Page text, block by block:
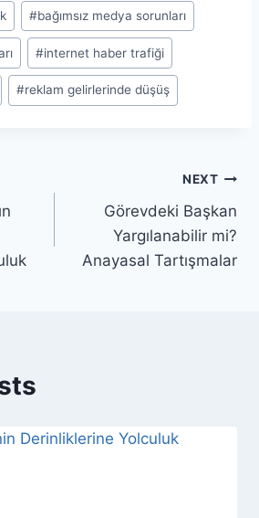
#bağımsız medya sorunları
#internet haber trafiği
#reklam gelirlerinde düşüş
NEXT
Görevdeki Başkan
Yargılanabilir mi?
Anayasal Tartışmalar